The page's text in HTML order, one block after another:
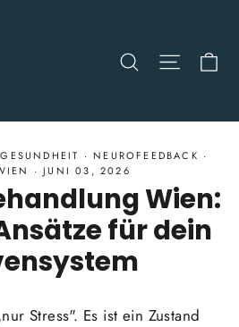
Suche
·NEUROFEEDBACK ·
·JUNI 03, 2026
Wien:
für dein
Stress". Es ist ein Zustand